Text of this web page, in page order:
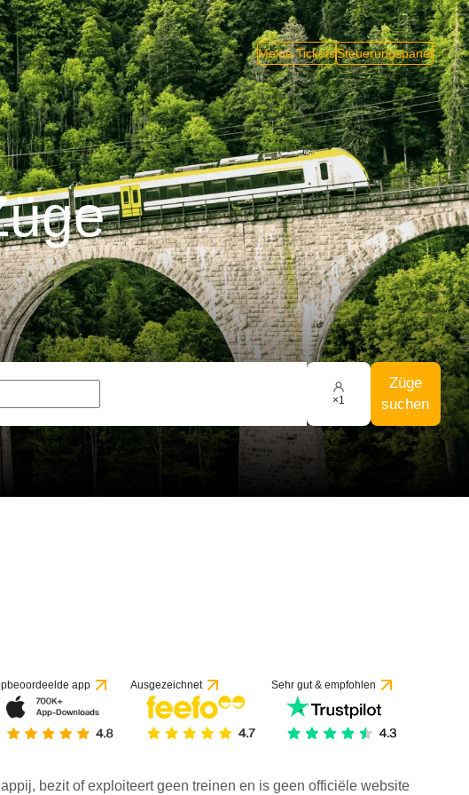
Meine TicketsSteuerungspanel
×1
Züge
suchen
app Ausgezeichnet Sehr gut & empfohlen
bezit of exploiteert geen treinen en is geen officiële website